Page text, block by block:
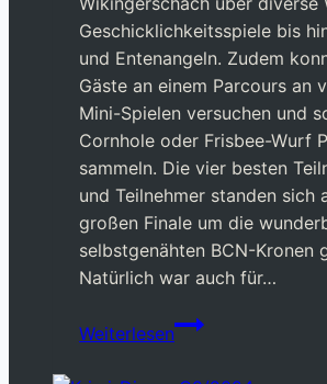
Geschicklichkeitsspiele bis
und Entenangeln. Zudem
Gäste an einem Parcours an
Mini-Spielen versuchen und
Cornhole oder Frisbee-Wurf
sammeln. Die vier besten
und Teilnehmer standen sich
großen Finale um die
selbstgenähten BCN-Kronen
Natürlich war auch für…
Weiterlesen
Sommerfest
2024